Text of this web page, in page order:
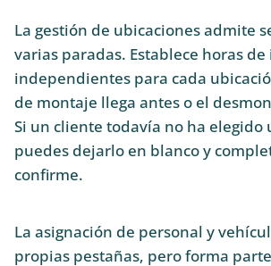
La gestión de ubicaciones admite
varias paradas. Establece horas
independientes para cada
de montaje llega antes o el
Si un cliente todavía no ha elegido
puedes dejarlo en blanco y
confirme.
La asignación de personal y
propias pestañas, pero forma